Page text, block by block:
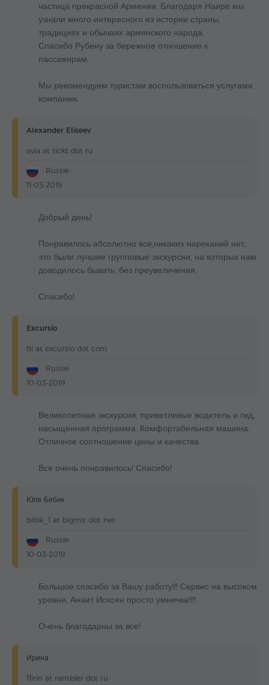
частица прекрасной Армении. Благодаря Наире мы
узнали много интересного из истории страны,
традициях и обычаях армянского народа.
Спасибо Рубену за бережное отношение к
пассажирам.
Мы рекомендуем туристам воспользоваться услугами
компании.
Alexander Eliseev
avia at tickt dot ru
Russie
11-03-2019
Добрый день!
Понравилось абсолютно все,никаких нареканий нет,
это были лучшие групповые экскурсии, на которых нам
доводилось бывать, без преувеличения.
Спасибо!
Excursio
hi at excursio dot com
Russie
10-03-2019
Великолепная экскурсия, приветливые водитель и гид,
насыщенная программа. Комфортабельная машина.
Отличное соотношение цены и качества.
Все очень понравилось! Спасибо!
Юля Бибик
bibik_1 at bigmir dot net
Russie
10-03-2019
Большое спасибо за Вашу работу!!! Сервис на высоком
уровне, Анаит Искоян просто умничка!!!!
Очень благодарны за все!
Ирина
11irin at rambler dot ru